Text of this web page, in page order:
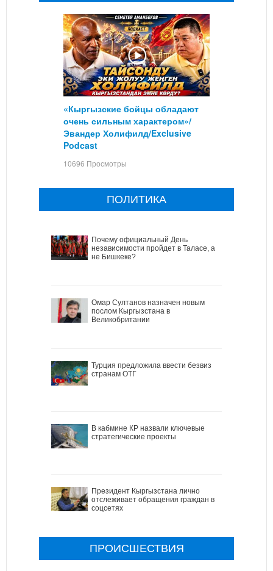
«Кыргызские бойцы обладают
очень сильным характером»/
Эвандер Холифилд/Exclusive
Podcast
10696 Просмотры
ПОЛИТИКА
Почему официальный День
независимости пройдет в Таласе, а
не Бишкеке?
Омар Султанов назначен новым
послом Кыргызстана в
Великобритании
Турция предложила ввести безвиз
странам ОТГ
В кабмине КР назвали ключевые
стратегические проекты
Президент Кыргызстана лично
отслеживает обращения граждан в
соцсетях
ПРОИСШЕСТВИЯ